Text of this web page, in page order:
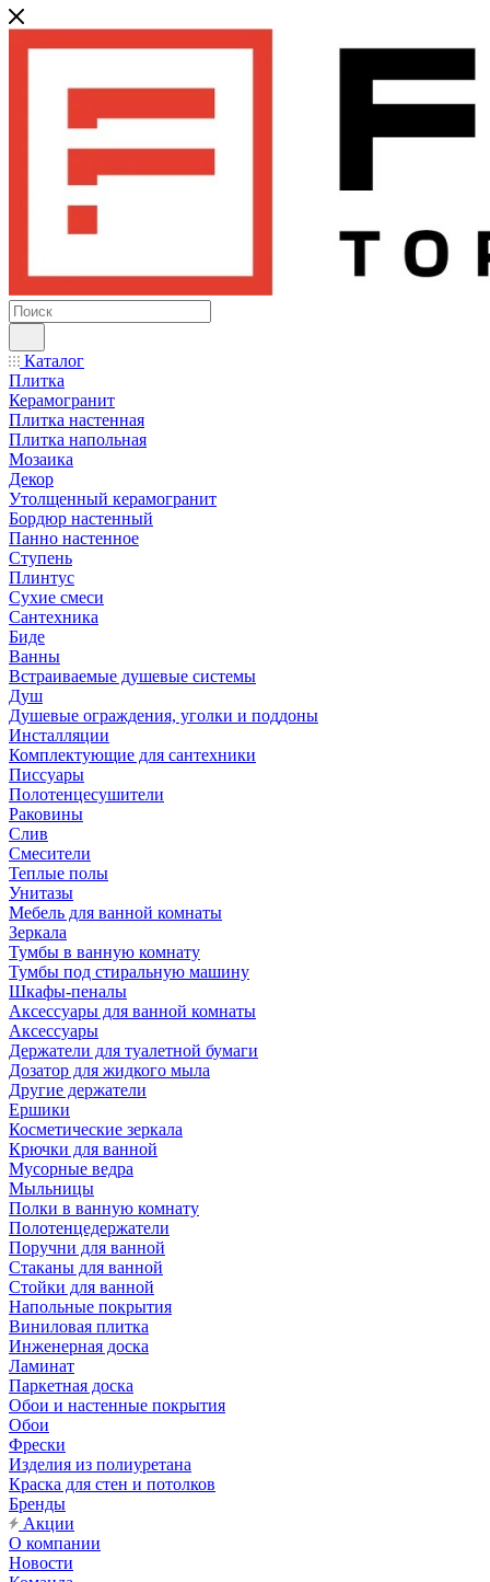
Каталог
Плитка
Керамогранит
Плитка настенная
Плитка напольная
Мозаика
Декор
Утолщенный керамогранит
Бордюр настенный
Панно настенное
Ступень
Плинтус
Сухие смеси
Сантехника
Биде
Ванны
Встраиваемые душевые системы
Душ
Душевые ограждения, уголки и поддоны
Инсталляции
Комплектующие для сантехники
Писсуары
Полотенцесушители
Раковины
Слив
Смесители
Теплые полы
Унитазы
Мебель для ванной комнаты
Зеркала
Тумбы в ванную комнату
Тумбы под стиральную машину
Шкафы-пеналы
Аксессуары для ванной комнаты
Аксессуары
Держатели для туалетной бумаги
Дозатор для жидкого мыла
Другие держатели
Ершики
Косметические зеркала
Крючки для ванной
Мусорные ведра
Мыльницы
Полки в ванную комнату
Полотенцедержатели
Поручни для ванной
Стаканы для ванной
Стойки для ванной
Напольные покрытия
Виниловая плитка
Инженерная доска
Ламинат
Паркетная доска
Обои и настенные покрытия
Обои
Фрески
Изделия из полиуретана
Краска для стен и потолков
Бренды
Акции
О компании
Новости